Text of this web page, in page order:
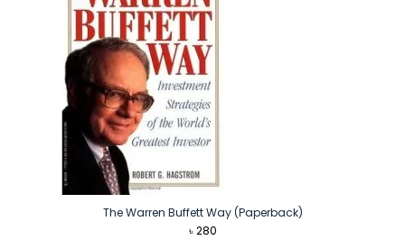
The Warren Buffett Way (Paperback)
৳280